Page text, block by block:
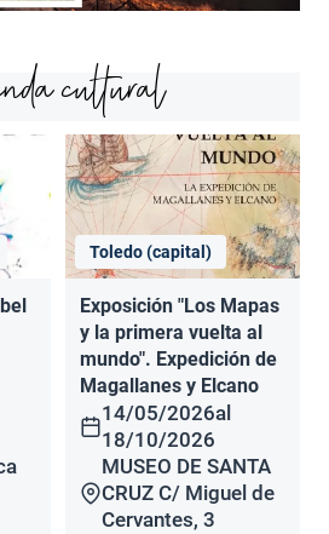
cultural
Toledo (capital)
Exposición "Los Mapas
y la primera vuelta al
mundo". Expedición de
Magallanes y Elcano
14/05/2026al
18/10/2026
MUSEO DE SANTA
CRUZ C/ Miguel de
Cervantes, 3